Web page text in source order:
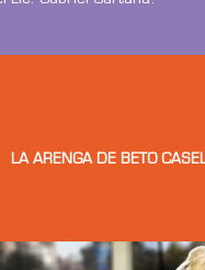
LA ARENGA DE BETO